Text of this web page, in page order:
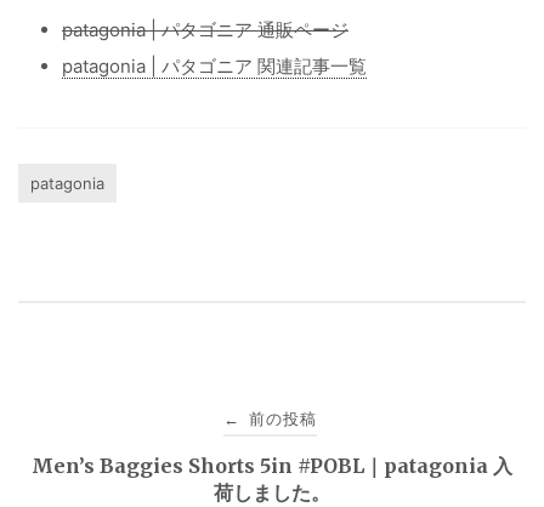
patagonia | パタゴニア 通販ページ
patagonia | パタゴニア 関連記事一覧
patagonia
稿
← 前の投稿
Men’s Baggies Shorts 5in #POBL｜patagonia 入
荷しました。